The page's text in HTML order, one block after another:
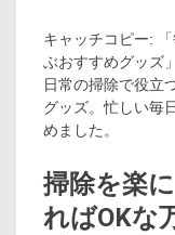
キャッチコピー:
ぶおすすめグッズ」
日常の掃除で役立
グッズ。忙しい毎
めました。
掃除を楽
ればOKな